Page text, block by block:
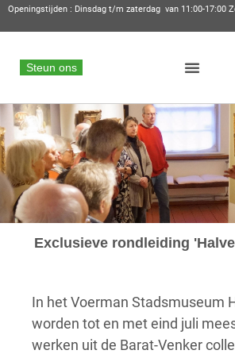
Openingstijden : Dinsdag t/m zaterdag van 11:00-17:00
Steun ons
Exclusieve rondleiding
In het Voerman Stadsmuseum
worden tot en met eind juli
werken uit de Barat-Venker